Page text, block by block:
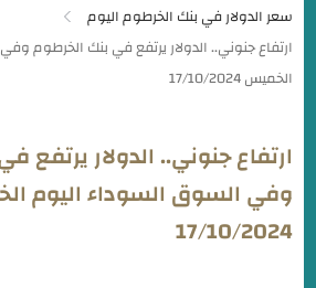
سعر الدولار في بنك الخرطوم اليوم
ارتفاع جنوني.. الدولار يرتفع
وفي السوق السوداء اليوم
17/10/2024